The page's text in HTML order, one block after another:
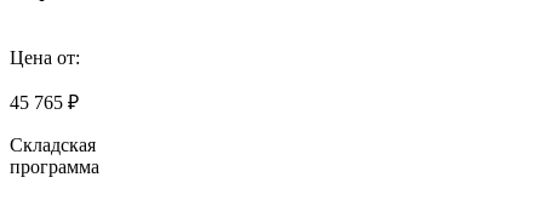
Цена от:
45 765 ₽
Складская
программа